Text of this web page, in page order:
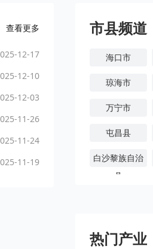
查看更多
12-17
12-10
12-03
11-26
11-24
11-19
市县频道
海口市
琼海市
万宁市
屯昌县
白沙黎族自治
县
热门产业